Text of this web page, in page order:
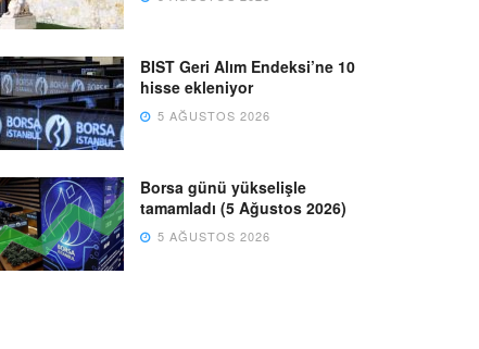
BIST Geri Alım Endeksi’ne 10
hisse ekleniyor
5 AĞUSTOS 2026
Borsa günü yükselişle
tamamladı (5 Ağustos 2026)
5 AĞUSTOS 2026